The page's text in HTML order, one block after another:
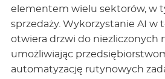
elementem wielu sektorów, w
sprzedaży. Wykorzystanie AI w
otwiera drzwi do niezliczonych
umożliwiając
automatyzację rutynowych